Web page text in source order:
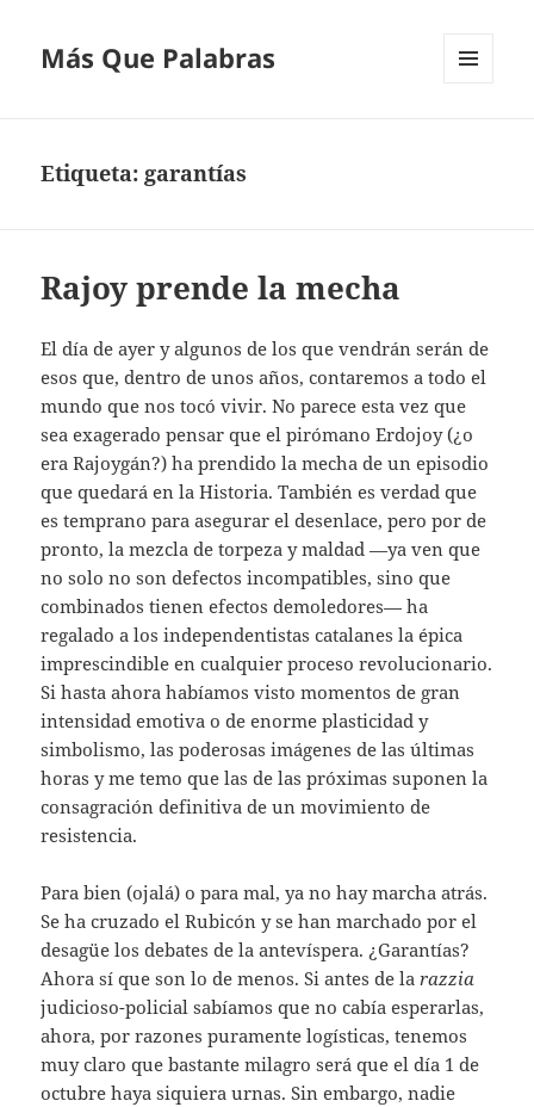
Más Que Palabras
Etiqueta: garantías
Rajoy prende la mecha
El día de ayer y algunos de los que vendrán serán de
esos que, dentro de unos años, contaremos a todo el
mundo que nos tocó vivir. No parece esta vez que
sea exagerado pensar que el pirómano Erdojoy (¿o
era Rajoygán?) ha prendido la mecha de un episodio
que quedará en la Historia. También es verdad que
es temprano para asegurar el desenlace, pero por de
pronto, la mezcla de torpeza y maldad —ya ven que
no solo no son defectos incompatibles, sino que
combinados tienen efectos demoledores— ha
regalado a los independentistas catalanes la épica
imprescindible en cualquier proceso revolucionario.
Si hasta ahora habíamos visto momentos de gran
intensidad emotiva o de enorme plasticidad y
simbolismo, las poderosas imágenes de las últimas
horas y me temo que las de las próximas suponen la
consagración definitiva de un movimiento de
resistencia.
Para bien (ojalá) o para mal, ya no hay marcha atrás.
Se ha cruzado el Rubicón y se han marchado por el
desagüe los debates de la antevíspera. ¿Garantías?
Ahora sí que son lo de menos. Si antes de larazzia
judicioso-policial sabíamos que no cabía esperarlas,
ahora, por razones puramente logísticas, tenemos
muy claro que bastante milagro será que el día 1 de
octubre haya siquiera urnas. Sin embargo, nadie